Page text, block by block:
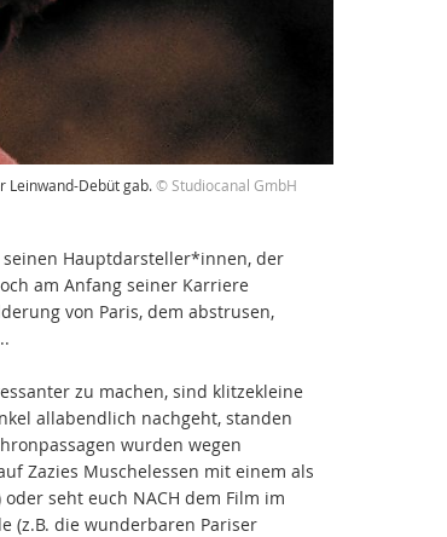
Leinwand-Debüt gab.© Studiocanal GmbH
Hauptdarsteller*innen, der
am Anfang seiner Karriere
von Paris, dem abstrusen,
zu machen, sind klitzekleine
allabendlich nachgeht, standen
wurden wegen
Zazies Muschelessen mit einem als
seht euch NACH dem Film im
(z.B. die wunderbaren Pariser